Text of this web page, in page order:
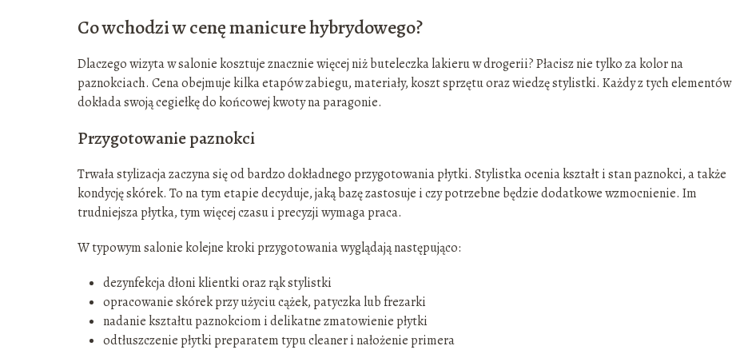
Co wchodzi w cenę manicure hybrydowego?
Dlaczego wizyta w salonie kosztuje znacznie więcej niż buteleczka lakieru w drogerii? Płacisz nie tylko za kolor na
paznokciach. Cena obejmuje kilka etapów zabiegu, materiały, koszt sprzętu oraz wiedzę stylistki. Każdy z tych elementów
dokłada swoją cegiełkę do końcowej kwoty na paragonie.
Przygotowanie paznokci
Trwała stylizacja zaczyna się od bardzo dokładnego przygotowania płytki. Stylistka ocenia kształt i stan paznokci, a także
kondycję skórek. To na tym etapie decyduje, jaką bazę zastosuje i czy potrzebne będzie dodatkowe wzmocnienie. Im
trudniejsza płytka, tym więcej czasu i precyzji wymaga praca.
W typowym salonie kolejne kroki przygotowania wyglądają następująco:
dezynfekcja dłoni klientki oraz rąk stylistki
opracowanie skórek przy użyciu cążek, patyczka lub frezarki
nadanie kształtu paznokciom i delikatne zmatowienie płytki
odtłuszczenie płytki preparatem typu cleaner i nałożenie primera